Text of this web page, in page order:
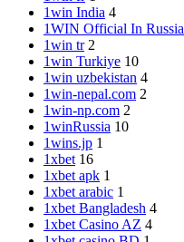
1win India 4
1WIN Official In Russia
1win tr 2
1win Turkiye 10
1win uzbekistan 4
1win-nepal.com 2
1win-np.com 2
1winRussia 10
1wins.jp 1
1xbet 16
1xbet apk 1
1xbet arabic 1
1xbet Bangladesh 4
1xbet Casino AZ 4